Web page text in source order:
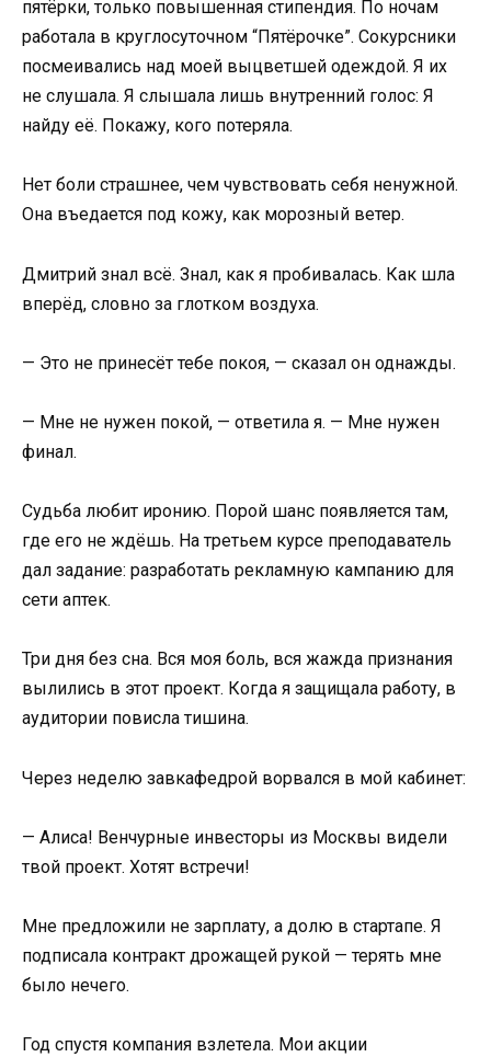
пятёрки, только повышенная стипендия. По ночам
работала в круглосуточном “Пятёрочке”. Сокурсники
посмеивались над моей выцветшей одеждой. Я их
не слушала. Я слышала лишь внутренний голос: Я
найду её. Покажу, кого потеряла.
Нет боли страшнее, чем чувствовать себя ненужной.
Она въедается под кожу, как морозный ветер.
Дмитрий знал всё. Знал, как я пробивалась. Как шла
вперёд, словно за глотком воздуха.
— Это не принесёт тебе покоя, — сказал он однажды.
— Мне не нужен покой, — ответила я. — Мне нужен
финал.
Судьба любит иронию. Порой шанс появляется там,
где его не ждёшь. На третьем курсе преподаватель
дал задание: разработать рекламную кампанию для
сети аптек.
Три дня без сна. Вся моя боль, вся жажда признания
вылились в этот проект. Когда я защищала работу, в
аудитории повисла тишина.
Через неделю завкафедрой ворвался в мой кабинет:
— Алиса! Венчурные инвесторы из Москвы видели
твой проект. Хотят встречи!
Мне предложили не зарплату, а долю в стартапе. Я
подписала контракт дрожащей рукой — терять мне
было нечего.
Год спустя компания взлетела. Мои акции